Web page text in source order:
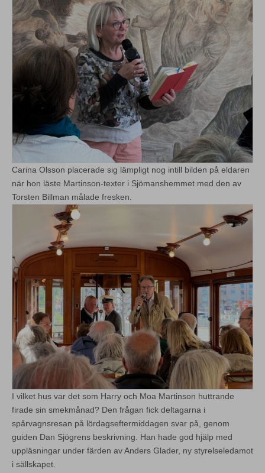
Carina Olsson placerade sig lämpligt nog intill bilden på eldaren
när hon läste Martinson-texter i Sjömanshemmet med den av
Torsten Billman målade fresken.
I vilket hus var det som Harry och Moa Martinson huttrande
firade sin smekmånad? Den frågan fick deltagarna i
spårvagnsresan på lördagseftermiddagen svar på, genom
guiden Dan Sjögrens beskrivning. Han hade god hjälp med
uppläsningar under färden av Anders Glader, ny styrelseledamot
i sällskapet.